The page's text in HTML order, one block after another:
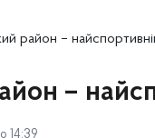
район – найспортивніший
–
14:39